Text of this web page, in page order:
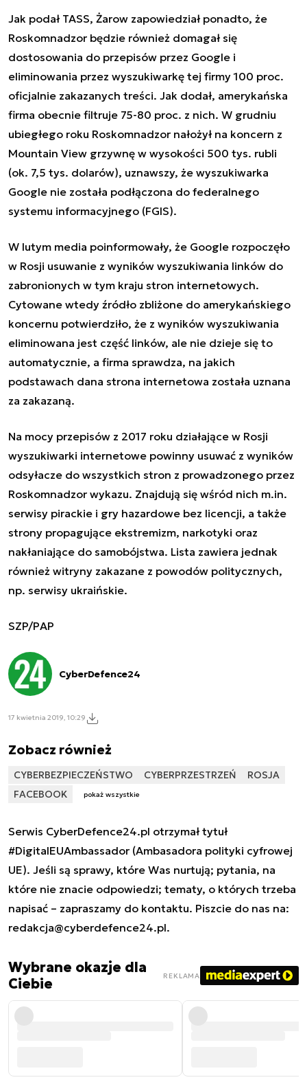
Jak podał TASS, Żarow zapowiedział ponadto, że
Roskomnadzor będzie również domagał się
dostosowania do przepisów przez Google i
eliminowania przez wyszukiwarkę tej firmy 100 proc.
oficjalnie zakazanych treści. Jak dodał, amerykańska
firma obecnie filtruje 75-80 proc. z nich. W grudniu
ubiegłego roku Roskomnadzor nałożył na koncern z
Mountain View grzywnę w wysokości 500 tys. rubli
(ok. 7,5 tys. dolarów), uznawszy, że wyszukiwarka
Google nie została podłączona do federalnego
systemu informacyjnego (FGIS).
W lutym media poinformowały, że Google rozpoczęło
w Rosji usuwanie z wyników wyszukiwania linków do
zabronionych w tym kraju stron internetowych.
Cytowane wtedy źródło zbliżone do amerykańskiego
koncernu potwierdziło, że z wyników wyszukiwania
eliminowana jest część linków, ale nie dzieje się to
automatycznie, a firma sprawdza, na jakich
podstawach dana strona internetowa została uznana
za zakazaną.
Na mocy przepisów z 2017 roku działające w Rosji
wyszukiwarki internetowe powinny usuwać z wyników
odsyłacze do wszystkich stron z prowadzonego przez
Roskomnadzor wykazu. Znajdują się wśród nich m.in.
serwisy pirackie i gry hazardowe bez licencji, a także
strony propagujące ekstremizm, narkotyki oraz
nakłaniające do samobójstwa. Lista zawiera jednak
również witryny zakazane z powodów politycznych,
np. serwisy ukraińskie.
SZP/PAP
CyberDefence24
17 kwietnia 2019, 10:29
Zobacz również
CYBERBEZPIECZEŃSTWO CYBERPRZESTRZEŃ
ROSJA
FACEBOOK
pokaż wszystkie
Serwis CyberDefence24.pl otrzymał tytuł
#DigitalEUAmbassador (Ambasadora polityki cyfrowej
UE). Jeśli są sprawy, które Was nurtują; pytania, na
które nie znacie odpowiedzi; tematy, o których trzeba
napisać – zapraszamy do kontaktu. Piszcie do nas na:
redakcja@cyberdefence24.pl.
Wybrane okazje dla
Ciebie
REKLAMA